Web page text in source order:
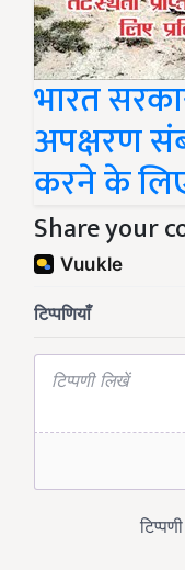
भारत
अपक्षरण
करने के लिए
Share your